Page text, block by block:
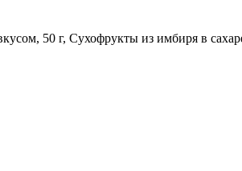
50 г, Сухофрукты из имбиря в